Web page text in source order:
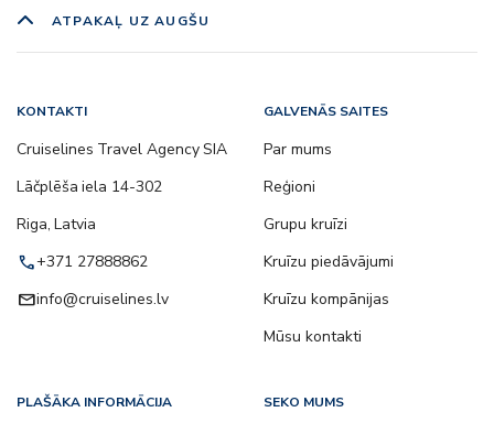
ATPAKAĻ UZ AUGŠU
KONTAKTI
Cruiselines Travel Agency SIA
Lāčplēša iela 14-302
Riga, Latvia
call+371 27888862
emailinfo@cruiselines.lv
GALVENĀS SAITES
Par mums
Reģioni
Grupu kruīzi
Kruīzu piedāvājumi
Kruīzu kompānijas
Mūsu kontakti
PLAŠĀKA INFORMĀCIJA SEKO MUMS